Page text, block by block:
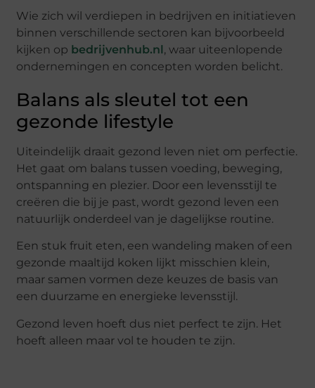
Wie zich wil verdiepen in bedrijven en initiatieven
binnen verschillende sectoren kan bijvoorbeeld
kijken op bedrijvenhub.nl, waar uiteenlopende
ondernemingen en concepten worden belicht.
Balans als sleutel tot een
gezonde lifestyle
Uiteindelijk draait gezond leven niet om perfectie.
Het gaat om balans tussen voeding, beweging,
ontspanning en plezier. Door een levensstijl te
creëren die bij je past, wordt gezond leven een
natuurlijk onderdeel van je dagelijkse routine.
Een stuk fruit eten, een wandeling maken of een
gezonde maaltijd koken lijkt misschien klein,
maar samen vormen deze keuzes de basis van
een duurzame en energieke levensstijl.
Gezond leven hoeft dus niet perfect te zijn. Het
hoeft alleen maar vol te houden te zijn.